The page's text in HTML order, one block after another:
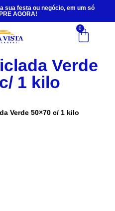
sua festa ou negócio, em um só
AGORA!
0
Verde
1 kilo
Verde 50×70 c/ 1 kilo